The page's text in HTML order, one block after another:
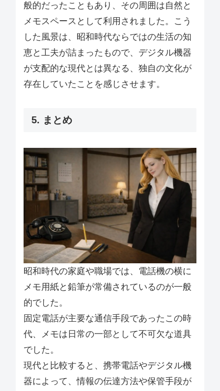
般的だったこともあり、その周囲は自然と
メモスペースとして利用されました。こう
した風景は、昭和時代ならではの生活の知
恵と工夫が詰まったもので、デジタル機器
が支配的な現代とは異なる、独自の文化が
存在していたことを感じさせます。
5. まとめ
昭和時代の家庭や職場では、電話機の横に
メモ用紙と鉛筆が常備されているのが一般
的でした。
固定電話が主要な通信手段であったこの時
代、メモは日常の一部として不可欠な道具
でした。
現代と比較すると、携帯電話やデジタル機
器によって、情報の伝達方法や保管手段が